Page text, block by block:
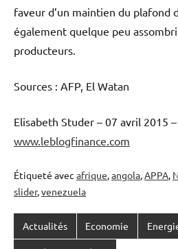
faveur d’un maintien du plafond
également quelque peu
producteurs.
Sources : AFP, El Watan
Elisabeth Studer – 07 avril 2015 –
www.leblogfinance.com
Étiqueté avec afrique,angola,APPA,
slider,venezuela
Actualités Economie